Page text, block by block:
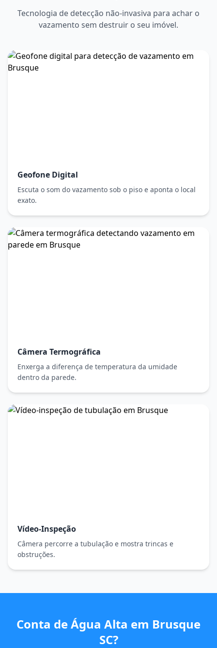
Tecnologia de detecção não-invasiva para achar o
vazamento sem destruir o seu imóvel.
Geofone Digital
Escuta o som do vazamento sob o piso e aponta o local
exato.
Câmera Termográfica
Enxerga a diferença de temperatura da umidade
dentro da parede.
Vídeo-Inspeção
Câmera percorre a tubulação e mostra trincas e
obstruções.
Conta de Água Alta em Brusque
SC?